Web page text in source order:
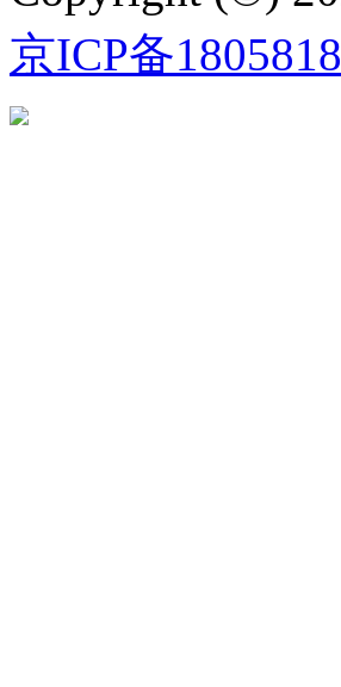
京ICP备